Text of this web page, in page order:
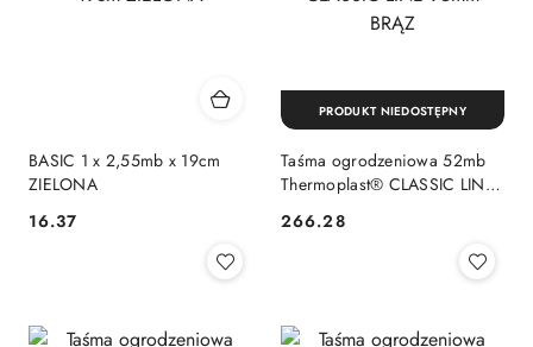
BASIC 1 x 2,55mb x 19cm
ZIELONA
Cena:
16.37
Taśma ogrodzeniowa 52mb
Thermoplast® CLASSIC LINE
Cena:
266.28
PRODUKT NIEDOSTĘPNY